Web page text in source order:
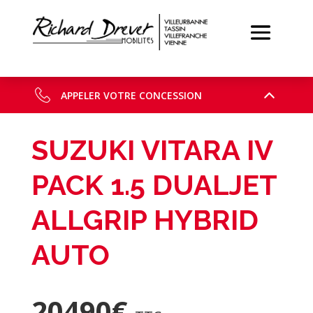
APPELER VOTRE CONCESSION
SUZUKI VITARA IV
PACK 1.5 DUALJET
ALLGRIP HYBRID
AUTO